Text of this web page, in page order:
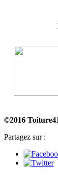
©2016
Partagez sur :